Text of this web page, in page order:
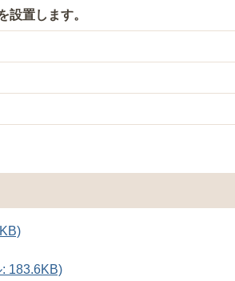
設置します。
183.6KB)